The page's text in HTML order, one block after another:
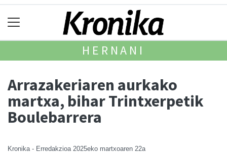
HERNANI
Arrazakeriaren aurkako
martxa, bihar Trintxerpetik
Boulebarrera
Kronika - Erredakzioa 2025eko martxoaren 22a